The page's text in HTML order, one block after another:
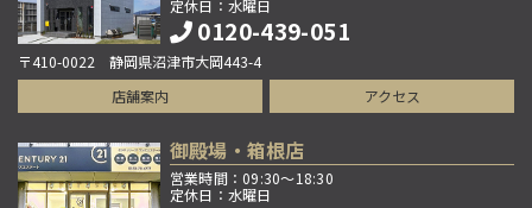
定休日：水曜日
0120-439-051
〒410-0022 静岡県沼津市大岡443-4
店舗案内
アクセス
御殿場・箱根店
営業時間：09:30～18:30
定休日：水曜日